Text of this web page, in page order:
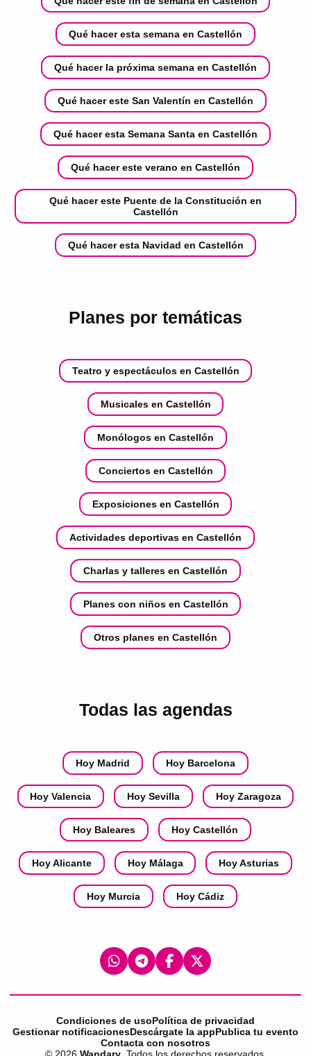
Qué hacer esta semana en Castellón
Qué hacer la próxima semana en Castellón
Qué hacer este San Valentín en Castellón
Qué hacer esta Semana Santa en Castellón
Qué hacer este verano en Castellón
Qué hacer este Puente de la Constitución en
Castellón
Qué hacer esta Navidad en Castellón
Planes por temáticas
Teatro y espectáculos en Castellón
Musicales en Castellón
Monólogos en Castellón
Conciertos en Castellón
Exposiciones en Castellón
Actividades deportivas en Castellón
Charlas y talleres en Castellón
Planes con niños en Castellón
Otros planes en Castellón
Todas las agendas
Hoy Madrid Hoy Barcelona
Hoy Valencia Hoy Sevilla Hoy Zaragoza
Hoy Baleares Hoy Castellón
Hoy Alicante Hoy Málaga Hoy Asturias
Hoy Murcia Hoy Cádiz
Condiciones de usoPolítica de privacidad
Gestionar notificacionesDescárgate la appPublica tu evento
Contacta con nosotros
© 2026 Wandary. Todos los derechos reservados.